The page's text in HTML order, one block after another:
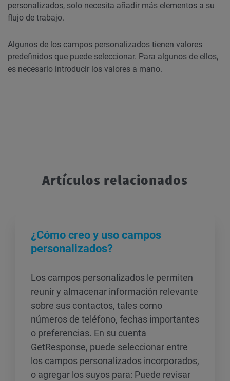
personalizados, solo necesita añadir más elementos a su
flujo de trabajo.
Algunos de los campos personalizados tienen valores
predefinidos que puede seleccionar. Para algunos de ellos,
es necesario introducir los valores a mano.
Artículos relacionados
¿Cómo creo y uso campos
personalizados?
Los campos personalizados le permiten
reunir y almacenar información relevante
sobre sus contactos, tales como
números de teléfono, fechas importantes
o preferencias. En su cuenta
GetResponse, puede seleccionar entre
los campos personalizados incorporados,
o agregar los suyos para: Puede revisar